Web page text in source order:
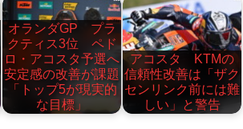
オランダGP プラ
クティス3位 ペド
ロ・アコスタ予選へ
安定感の改善が課題
「トップ5が現実的
な目標」
アコスタ KTMの
信頼性改善は「ザク
センリンク前には難
しい」と警告